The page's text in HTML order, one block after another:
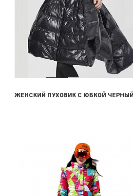
ЖЕНСКИЙ ПУХОВИК С ЮБКОЙ ЧЕРНЫЙ